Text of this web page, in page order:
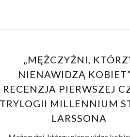
„MĘŻCZYŹNI,
NIENAWIDZĄ
RECENZJA PIERWSZEJ
TRYLOGII MILLENNIUM
LARSSONA